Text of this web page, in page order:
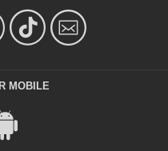
MOBILE